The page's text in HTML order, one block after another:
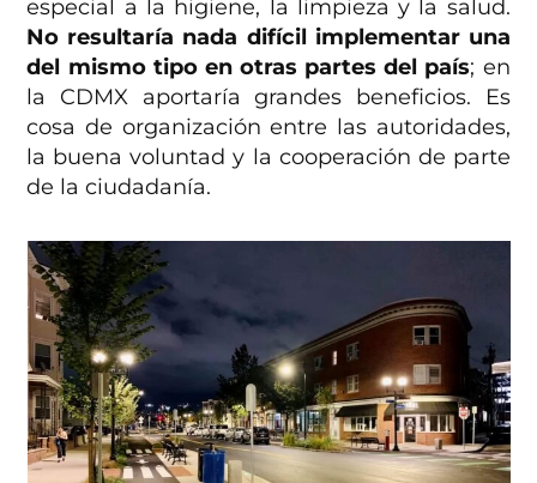
especial a la higiene, la limpieza y la salud.
No resultaría nada difícil implementar una
del mismo tipo en otras partes del país; en
la CDMX aportaría grandes beneficios. Es
cosa de organización entre las autoridades,
la buena voluntad y la cooperación de parte
de la ciudadanía.